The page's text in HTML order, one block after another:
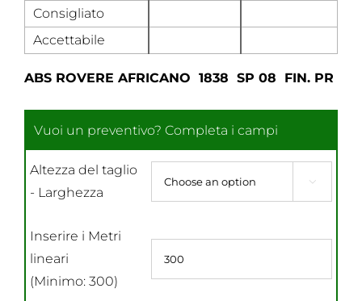
Consigliato
Accettabile
ABS ROVERE AFRICANO 1838 SP 08 FIN. PR
Altezza del taglio
- Larghezza

Inserire i Metri
lineari
(Minimo: 300)